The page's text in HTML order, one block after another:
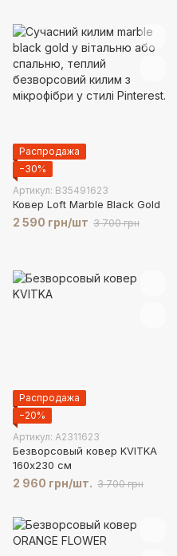
Распродажа
−30%
Артикул: В35491623
Ковер Loft Marble Black Gold
2 590 грн/шт 3 700 грн
Распродажа
−20%
Артикул: A2311623
Безворсовый ковер KVITKA
160х230 см
2 960 грн/шт. 3 700 грн